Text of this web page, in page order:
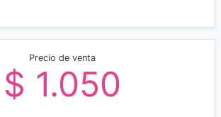
Precio de venta
$ 1.050